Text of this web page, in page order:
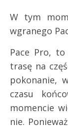
W tym
wgranego
Pace Pro,
trasę na
pokonanie,
czasu
momencie
nie.